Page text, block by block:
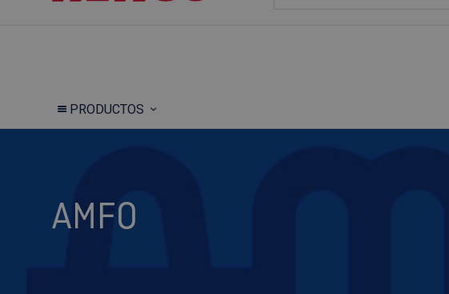
PRODUCTOS
AMFO